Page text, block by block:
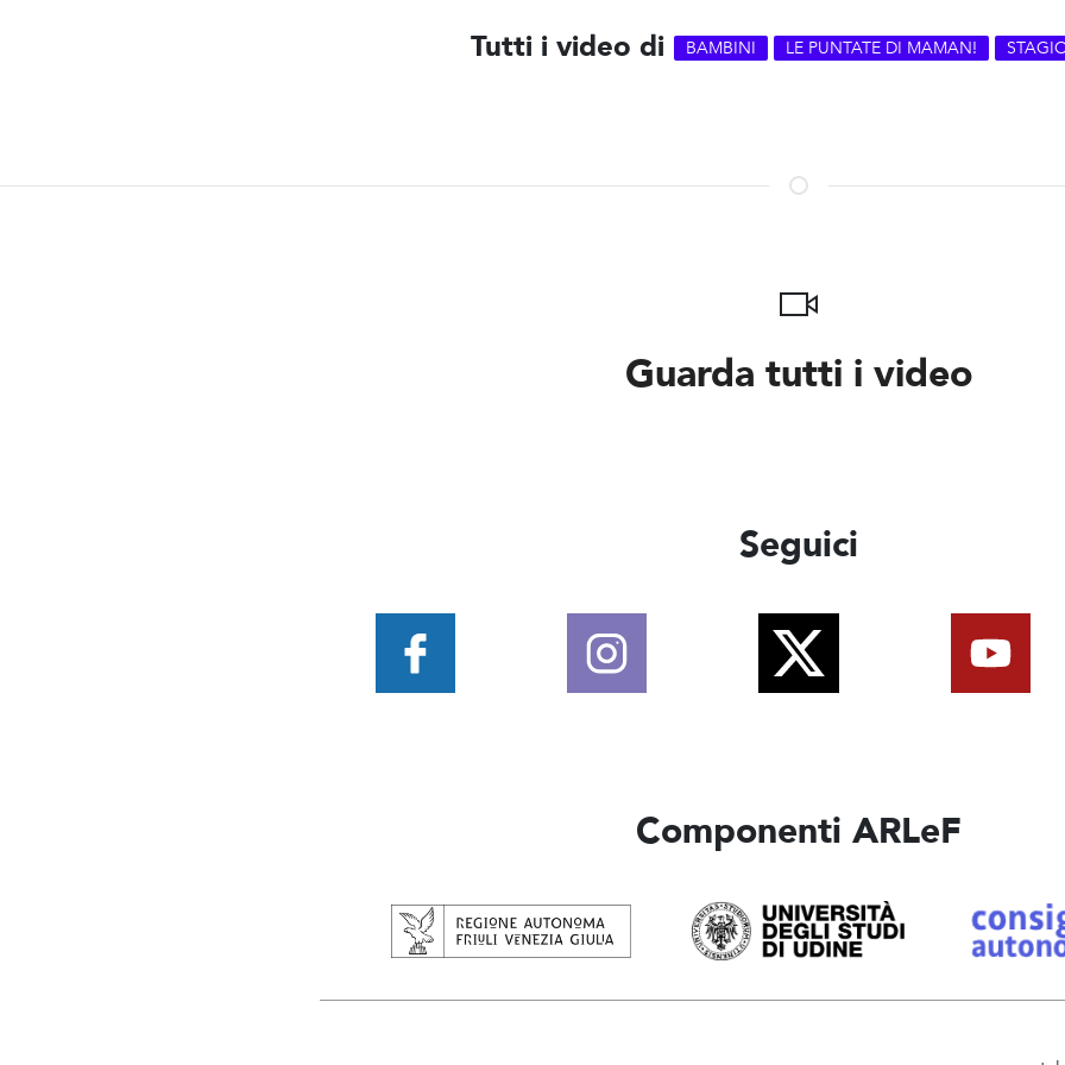
Tutti i video di BAMBINI LE PUNTATE DI MAMAN!
Guarda tutti i video
Seguici
Componenti ARLeF